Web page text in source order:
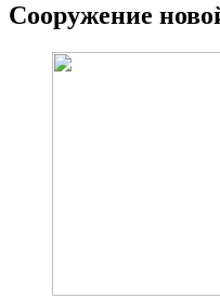
Сооружение